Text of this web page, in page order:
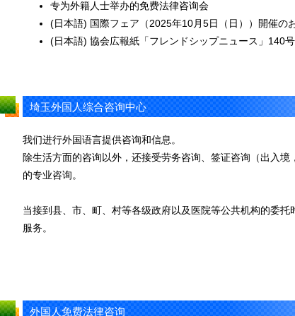
专为外籍人士举办的免费法律咨询会
(日本語) 国際フェア（2025年10月5日（日））開催の
(日本語) 協会広報紙「フレンドシップニュース」140
埼玉外国人综合咨询中心
我们进行外国语言提供咨询和信息。
除生活方面的咨询以外，还接受劳务咨询、签证咨询（出入
的专业咨询。
当接到县、市、町、村等各级政府以及医院等公共机构的委
服务。
外国人免费法律咨询